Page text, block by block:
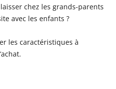
chez les grands-parents
avec les enfants ?
les caractéristiques à